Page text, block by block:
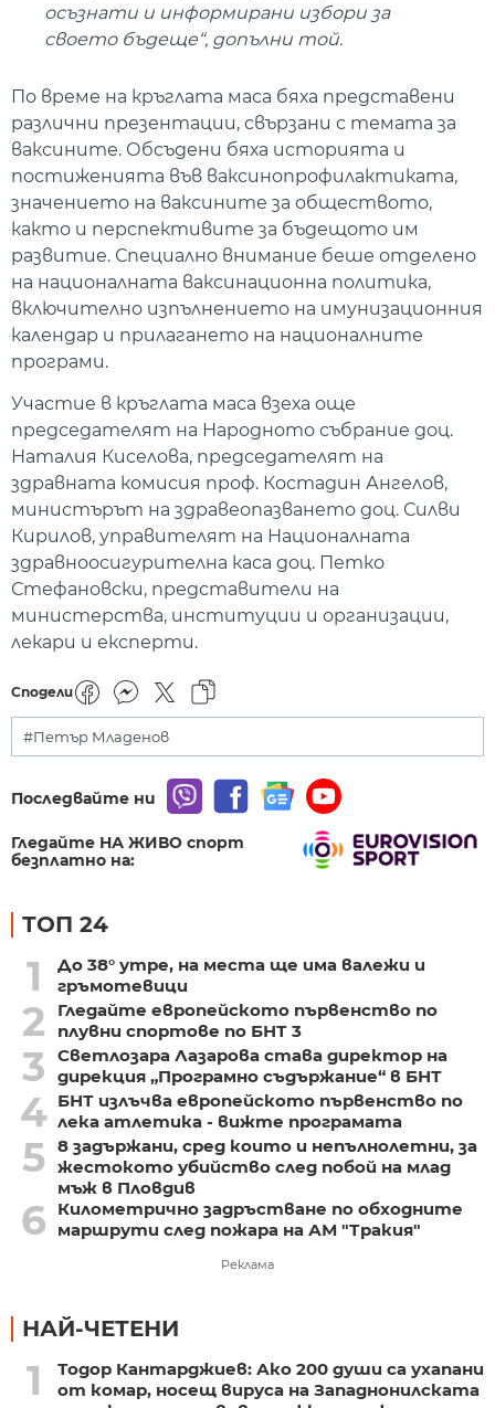
осъзнати и информирани избори за
своето бъдеще“, допълни той.
По време на кръглата маса бяха представени
различни презентации, свързани с темата за
ваксините. Обсъдени бяха историята и
постиженията във ваксинопрофилактиката,
значението на ваксините за обществото,
както и перспективите за бъдещото им
развитие. Специално внимание беше отделено
на националната ваксинационна политика,
включително изпълнението на имунизационния
календар и прилагането на националните
програми.
Участие в кръглата маса взеха още
председателят на Народното събрание доц.
Наталия Киселова, председателят на
здравната комисия проф. Костадин Ангелов,
министърът на здравеопазването доц. Силви
Кирилов, управителят на Националната
здравноосигурителна каса доц. Петко
Стефановски, представители на
министерства, институции и организации,
лекари и експерти.
Сподели
#Петър Младенов
Последвайте ни
Гледайте НА ЖИВО спорт
безплатно на:
ТОП 24
1
До 38° утре, на места ще има валежи и
гръмотевици
2
Гледайте европейското първенство по
плувни спортове по БНТ 3
3
Светлозара Лазарова става директор на
дирекция „Програмно съдържание“ в БНТ
4 БНТ излъчва европейското първенство по
лека атлетика - вижте програмата
5 8 задържани, сред които и непълнолетни, за
жестокото убийство след побой на млад
мъж в Пловдив
6
Километрично задръстване по обходните
маршрути след пожара на АМ "Тракия"
Реклама
НАЙ-ЧЕТЕНИ
1
Тодор Кантарджиев: Ако 200 души са ухапани
от комар, носещ вируса на Западнонилската